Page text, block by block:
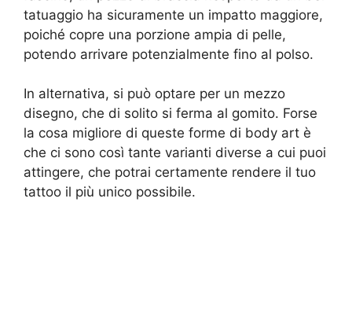
tatuaggio ha sicuramente un impatto maggiore,
poiché copre una porzione ampia di pelle,
potendo arrivare potenzialmente fino al polso.
In alternativa, si può optare per un mezzo
disegno, che di solito si ferma al gomito. Forse
la cosa migliore di queste forme di body art è
che ci sono così tante varianti diverse a cui puoi
attingere, che potrai certamente rendere il tuo
tattoo il più unico possibile.